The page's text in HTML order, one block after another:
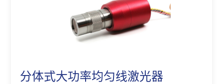
分体式大功率均匀线激光器